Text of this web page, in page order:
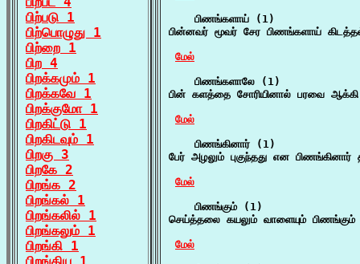
பிற்படு 1
பிற்பொழுது 1
பிற்றை 1
பிற 4
பிறக்கமும் 1
பிறக்கவே 1
பிறக்குமோ 1
பிறகிட்டு 1
பிறகிடவும் 1
பிறகு 3
பிறகே 2
பிறங்க 2
பிறங்கல் 1
பிறங்கலில் 1
பிறங்கலும் 1
பிறங்கி 1
    பிணங்களாய் (1)
பின்னவர் மூவர் சேர பிணங்களாய்
மேல்
    பிணங்களாலே (1)
பின் களத்தை சோரியினால் பரவை ஆக்கி
மேல்
    பிணங்கினார் (1)
பேர் அழலும் புகுந்தது என
மேல்
    பிணங்கும் (1)
செய்த்தலை கயலும் வாளையும் பிணங்கும்
மேல்